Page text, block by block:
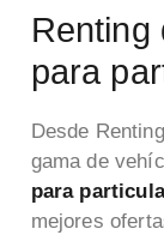
Renting
para
Desde
gama de
para
mejores